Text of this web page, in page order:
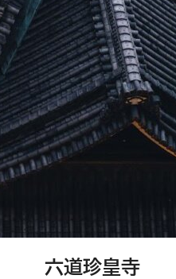
六道珍皇寺